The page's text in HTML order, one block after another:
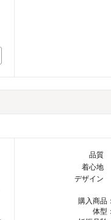
品質
着心地
デザイン
購入商品：
体型：